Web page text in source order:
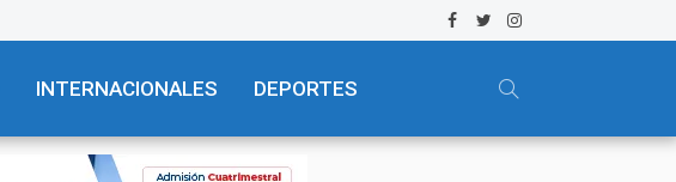
INTERNACIONALES DEPORTES